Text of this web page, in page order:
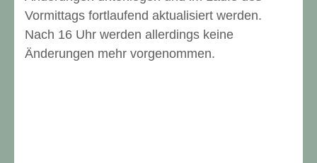
Vormittags fortlaufend aktualisiert werden.
Nach 16 Uhr werden allerdings keine
Änderungen mehr vorgenommen.